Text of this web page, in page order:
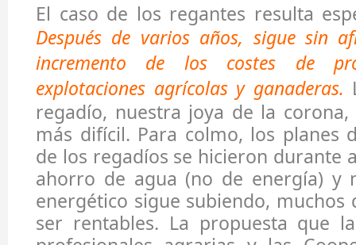
El caso de los regantes resulta
Después de varios años, sigue sin
incremento de los costes de
explotaciones agrícolas y ganaderas.
regadío, nuestra joya de la
más difícil. Para colmo, los planes
de los regadíos se hicieron durante
ahorro de agua (no de energía) y
energético sigue subiendo, muchos
ser rentables. La propuesta que